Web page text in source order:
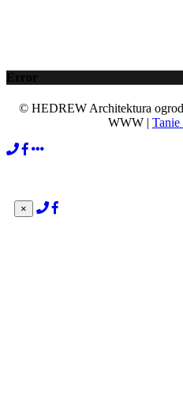
Error
© HEDREW Architektura
WWW |
×